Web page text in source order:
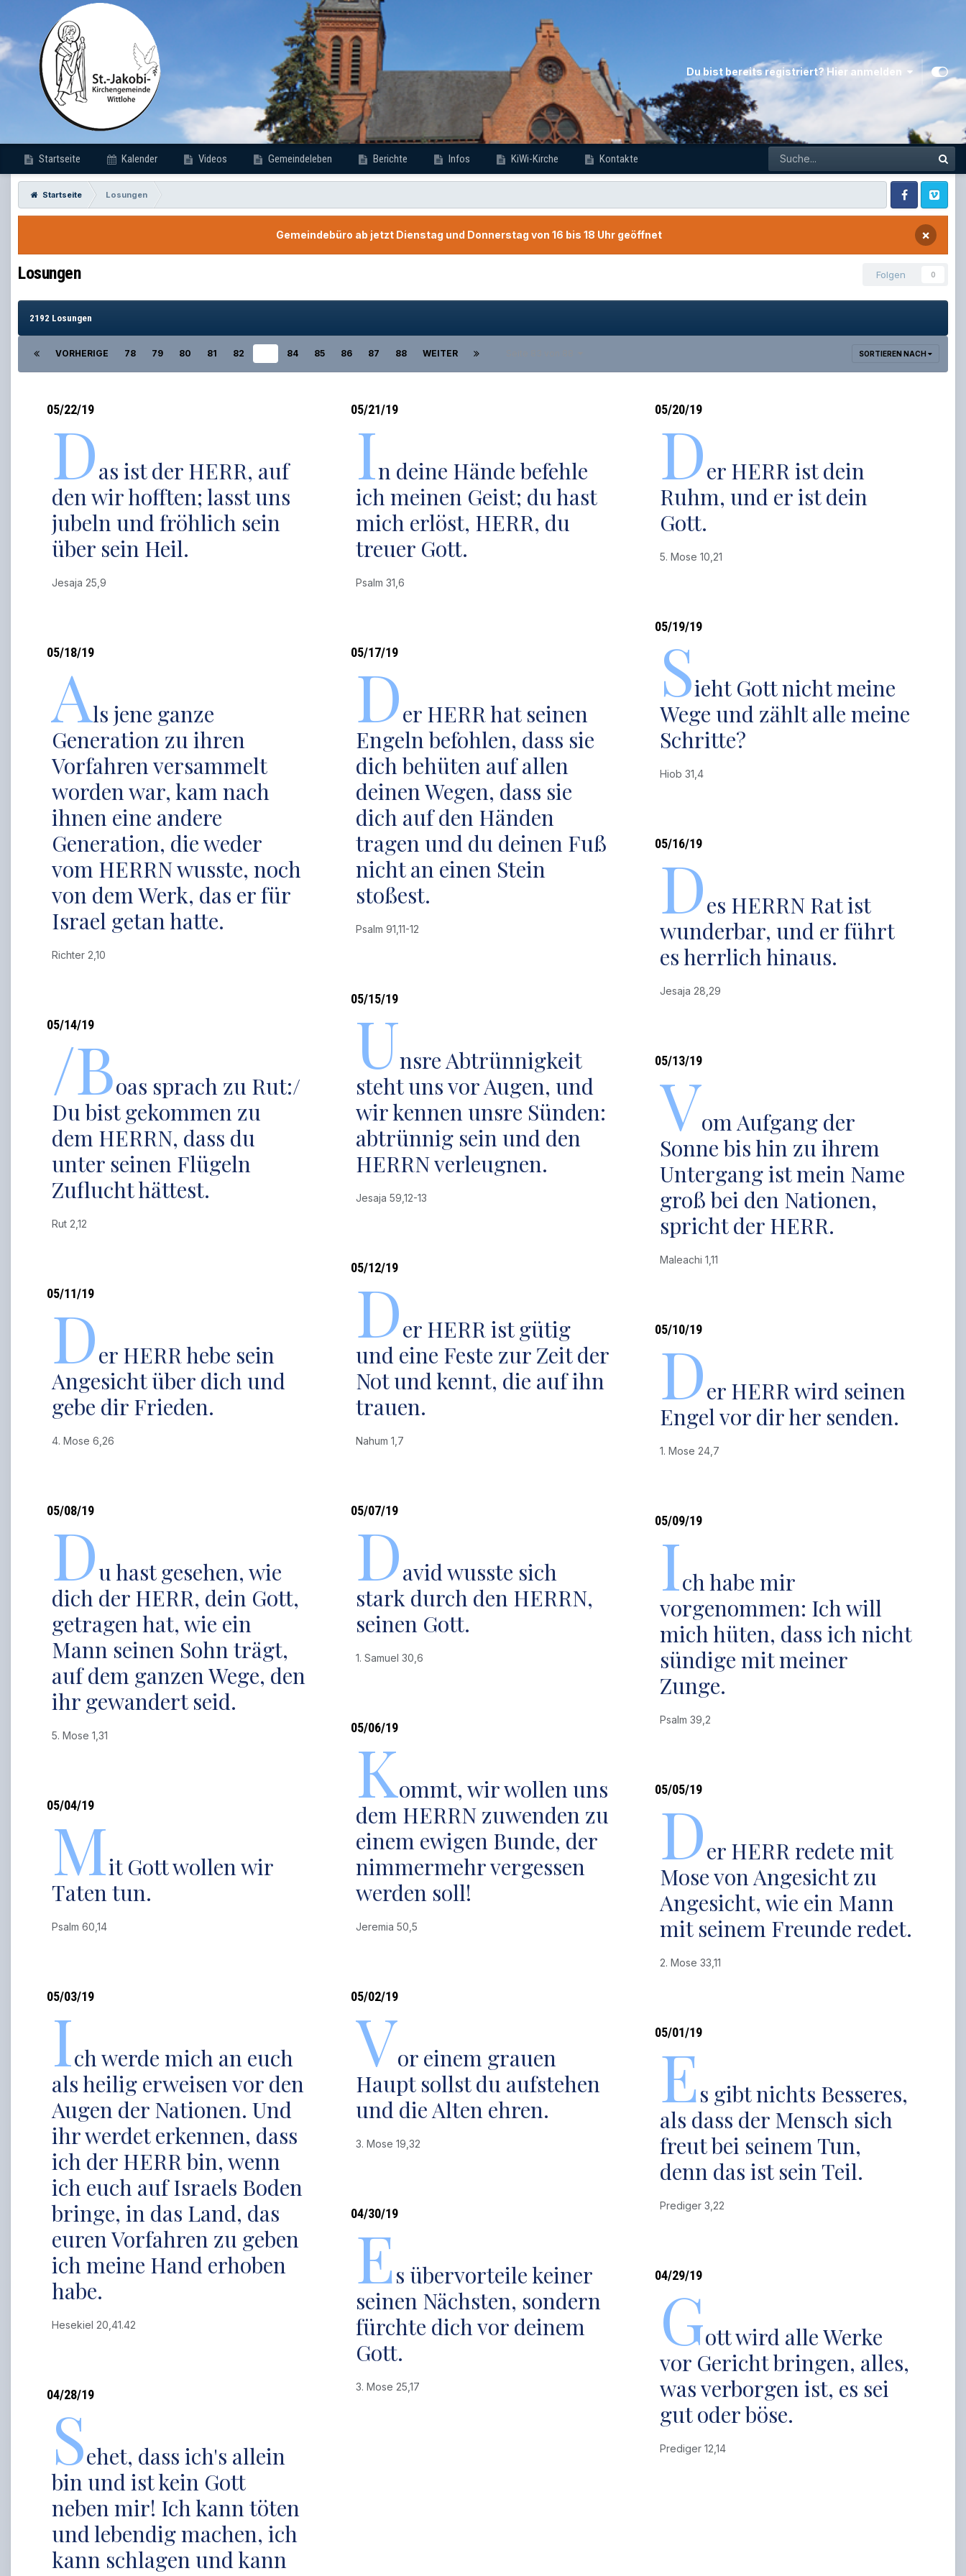
Du bist bereits registriert? Hier anmelden
Startseite Kalender Videos Gemeindeleben Berichte Infos KiWi-Kirche Kontakte
Startseite
Losungen
FacebookVimeo
Gemeindebüro ab jetzt Dienstag und Donnerstag von 16 bis 18 Uhr geöffnet ×
Losungen Folgen 0
2192 Losungen
SORTIEREN NACH
VORHERIGE 78 79 80 81 82 84 85 86 87 88 WEITER
05/22/19
Das ist der HERR, auf
den wir hofften; lasst uns
jubeln und fröhlich sein
über sein Heil.
Jesaja 25,9
05/18/19
Als jene ganze
Generation zu ihren
Vorfahren versammelt
worden war, kam nach
ihnen eine andere
Generation, die weder
vom HERRN wusste, noch
von dem Werk, das er für
Israel getan hatte.
Richter 2,10
05/14/19
/Boas sprach zu Rut:/
Du bist gekommen zu
dem HERRN, dass du
unter seinen Flügeln
Zuflucht hättest.
Rut 2,12
05/11/19
Der HERR hebe sein
Angesicht über dich und
gebe dir Frieden.
4. Mose 6,26
05/08/19
Du hast gesehen, wie
dich der HERR, dein Gott,
getragen hat, wie ein
Mann seinen Sohn trägt,
auf dem ganzen Wege, den
ihr gewandert seid.
5. Mose 1,31
05/04/19
Mit Gott wollen wir
Taten tun.
Psalm 60,14
05/03/19
Ich werde mich an euch
als heilig erweisen vor den
Augen der Nationen. Und
ihr werdet erkennen, dass
ich der HERR bin, wenn
ich euch auf Israels Boden
bringe, in das Land, das
euren Vorfahren zu geben
ich meine Hand erhoben
habe.
Hesekiel 20,41.42
04/28/19
Sehet, dass ich's allein
bin und ist kein Gott
neben mir! Ich kann töten
und lebendig machen, ich
kann schlagen und kann
05/21/19
In deine Hände befehle
ich meinen Geist; du hast
mich erlöst, HERR, du
treuer Gott.
Psalm 31,6
05/17/19
Der HERR hat seinen
Engeln befohlen, dass sie
dich behüten auf allen
deinen Wegen, dass sie
dich auf den Händen
tragen und du deinen Fuß
nicht an einen Stein
stoßest.
Psalm 91,11-12
05/15/19
Unsre Abtrünnigkeit
steht uns vor Augen, und
wir kennen unsre Sünden:
abtrünnig sein und den
HERRN verleugnen.
Jesaja 59,12-13
05/12/19
Der HERR ist gütig
und eine Feste zur Zeit der
Not und kennt, die auf ihn
trauen.
Nahum 1,7
05/07/19
David wusste sich
stark durch den HERRN,
seinen Gott.
1. Samuel 30,6
05/06/19
Kommt, wir wollen uns
dem HERRN zuwenden zu
einem ewigen Bunde, der
nimmermehr vergessen
werden soll!
Jeremia 50,5
05/02/19
Vor einem grauen
Haupt sollst du aufstehen
und die Alten ehren.
3. Mose 19,32
04/30/19
Es übervorteile keiner
seinen Nächsten, sondern
fürchte dich vor deinem
Gott.
3. Mose 25,17
05/20/19
Der HERR ist dein
Ruhm, und er ist dein
Gott.
5. Mose 10,21
05/19/19
Sieht Gott nicht meine
Wege und zählt alle meine
Schritte?
Hiob 31,4
05/16/19
Des HERRN Rat ist
wunderbar, und er führt
es herrlich hinaus.
Jesaja 28,29
05/13/19
Vom Aufgang der
Sonne bis hin zu ihrem
Untergang ist mein Name
groß bei den Nationen,
spricht der HERR.
Maleachi 1,11
05/10/19
Der HERR wird seinen
Engel vor dir her senden.
1. Mose 24,7
05/09/19
Ich habe mir
vorgenommen: Ich will
mich hüten, dass ich nicht
sündige mit meiner
Zunge.
Psalm 39,2
05/05/19
Der HERR redete mit
Mose von Angesicht zu
Angesicht, wie ein Mann
mit seinem Freunde redet.
2. Mose 33,11
05/01/19
Es gibt nichts Besseres,
als dass der Mensch sich
freut bei seinem Tun,
denn das ist sein Teil.
Prediger 3,22
04/29/19
Gott wird alle Werke
vor Gericht bringen, alles,
was verborgen ist, es sei
gut oder böse.
Prediger 12,14